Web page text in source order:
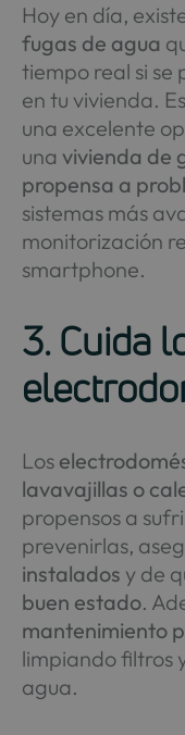
Hoy en día,
fugas de agua
tiempo real si se
en tu vivienda.
una excelente
una vivienda de
propensa a
sistemas más
monitorización
smartphone.
3. Cuida
Los
lavavajillas o
propensos a
prevenirlas,
instalados y de
buen estado.
mantenimiento
limpiando filtros
agua.